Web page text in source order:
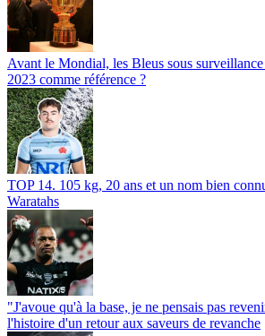
Avant le Mondial, les Bleus sous
2023 comme référence ?
TOP 14. 105 kg, 20 ans et un nom bien
Waratahs
"J'avoue qu'à la base, je ne pensais pas
l'histoire d'un retour aux saveurs de revanche